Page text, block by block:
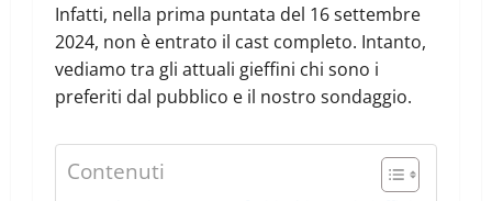
Infatti, nella prima puntata del 16 settembre
2024, non è entrato il cast completo. Intanto,
vediamo tra gli attuali gieffini chi sono i
preferiti dal pubblico e il nostro sondaggio.
Contenuti